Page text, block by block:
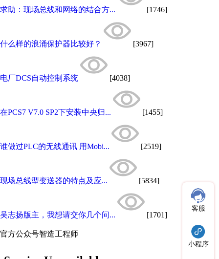
求助：现场总线和网络的结合方... [1746]
什么样的浪涌保护器比较好？ [3967]
电厂DCS自动控制系统 [4038]
在PCS7 V7.0 SP2下安装中央归... [1455]
谁做过PLC的无线通讯 用Mobi... [2519]
现场总线型变送器的特点及应... [5834]
吴志扬版主，我想请交你几个问... [1701]
官方公众号智造工程师
客服
小程序